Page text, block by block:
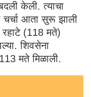
केली. त्याचा
चर्चा आता सुरू झाली
(118 मते)
शिवसेना
मते मिळाली.